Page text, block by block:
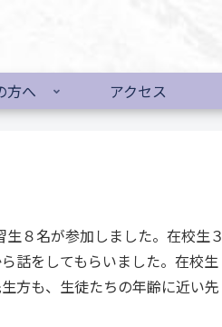
方へ アクセス
８名が参加しました。在校生３
話をしてもらいました。在校生
方も、生徒たちの年齢に近い先